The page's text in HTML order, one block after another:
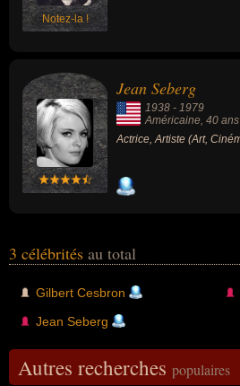
Notez-la !
Jean Seberg
1938 - 1979
Américaine, 40 ans
Actrice, Artiste (Art,
3 célébrités au total
Gilbert Cesbron
Jean Seberg
Autres recherches populaires